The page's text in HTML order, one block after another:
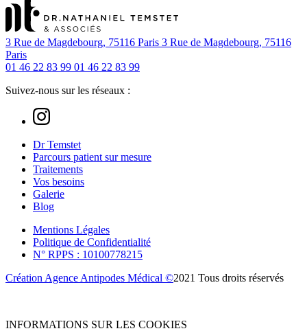
3 Rue de Magdebourg, 75116 Paris 3 Rue de Magdebourg, 75116
Paris
01 46 22 83 99 01 46 22 83 99
Suivez-nous sur les réseaux :
Dr Temstet
Parcours patient sur mesure
Traitements
Vos besoins
Galerie
Blog
Mentions Légales
Politique de Confidentialité
N° RPPS : 10100778215
Création Agence Antipodes Médical ©2021 Tous droits réservés
INFORMATIONS SUR LES COOKIES